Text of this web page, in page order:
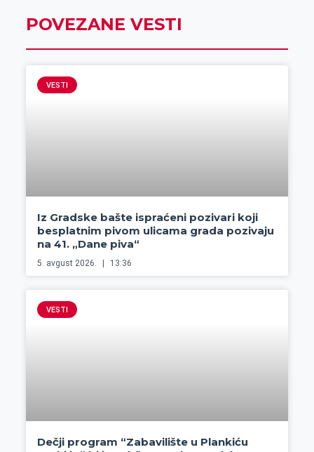
POVEZANE VESTI
VESTI
Iz Gradske bašte ispraćeni pozivari koji
besplatnim pivom ulicama grada pozivaju
na 41. „Dane piva“
5. avgust 2026. 13:36
VESTI
Dečji program “Zabavilište u Plankiću